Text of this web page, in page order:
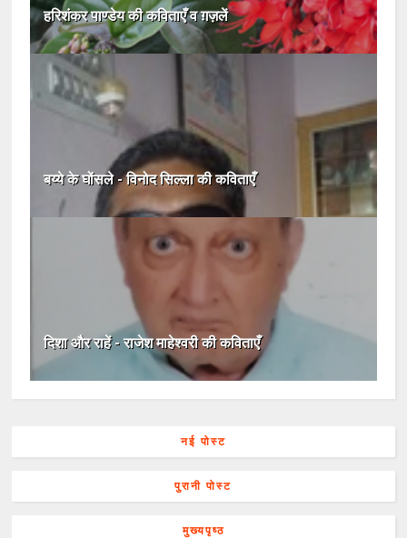
हरिशंकर पाण्डेय की कविताएँ व ग़ज़लें
बय्ये के घोंसले - विनोद सिल्ला की कविताएँ
दिशा और राहें - राजेश माहेश्वरी की कविताएँ
नई पोस्ट
पुरानी पोस्ट
मुख्यपृष्ठ